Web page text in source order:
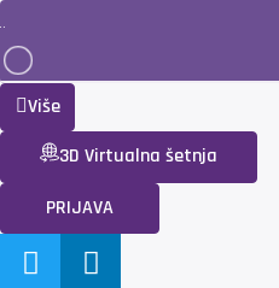
Više
3D Virtualna šetnja
PRIJAVA